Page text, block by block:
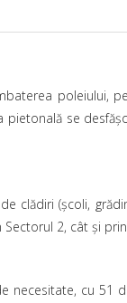
poleiului,
se
clădiri (şcoli,
2, cât şi prin
necesitate, cu 51